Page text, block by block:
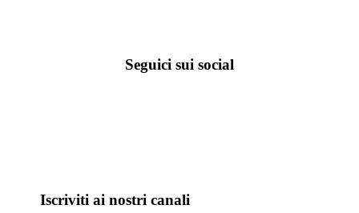
Seguici sui social
Iscriviti ai nostri canali